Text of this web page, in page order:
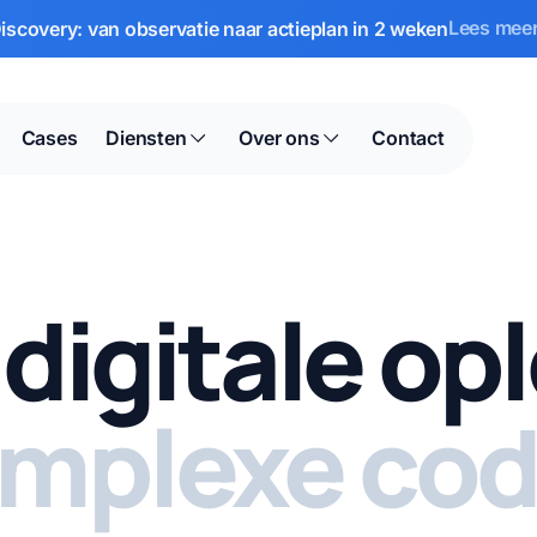
van observatie naar actieplan in 2 wekenLees
Cases Diensten Over ons Contact